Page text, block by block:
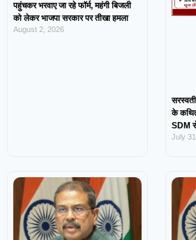
पहुंचकर भरवाए जा रहे फॉर्म, महंगी बिजली
को लेकर भाजपा सरकार पर तीखा हमला
August 2, 2026
के
SDM से
July